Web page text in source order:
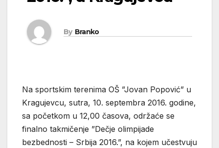
By Branko
Na sportskim terenima OŠ ”Jovan Popović” u
Kragujevcu, sutra, 10. septembra 2016. godine,
sa početkom u 12,00 časova, održaće se
finalno takmičenje ”Dečje olimpijade
bezbednosti – Srbija 2016.”, na kojem učestvuju